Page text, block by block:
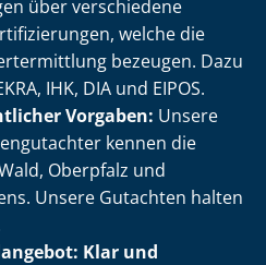
über verschiedene
welche die
bezeugen. Dazu
IHK, DIA und EIPOS.
Vorgaben: Unsere
kennen die
Oberpfalz und
Unsere Gutachten halten
Klar und